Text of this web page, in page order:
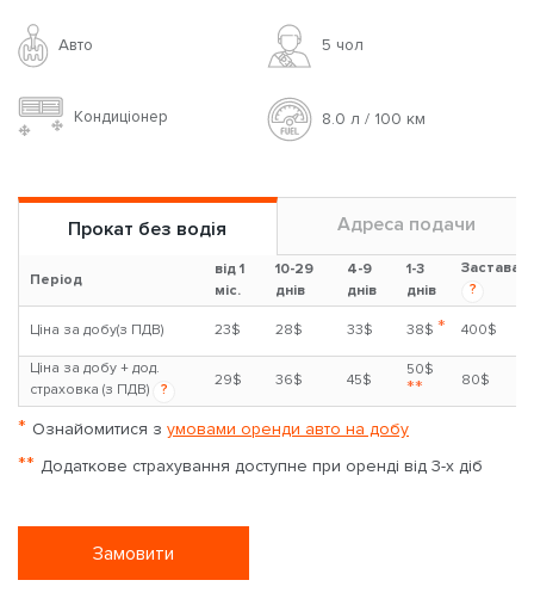
Авто 5 чoл
Кондиціонер 8.0 л / 100 км
Прокат без водія Адреса подачи
Період
від 1
міс.
10-29
днів
4-9
днів
1-3
днів
Застава
?
Ціна за добу(з ПДВ) 23$ 28$ 33$ 38$ * 400$
Ціна за добу + дод.
страховка (з ПДВ)
?
29$ 36$ 45$
50$
** 80$
* Ознайомитися з умовами оренди авто на добу
** Додаткове страхування доступне при оренді від 3-х діб
Замовити